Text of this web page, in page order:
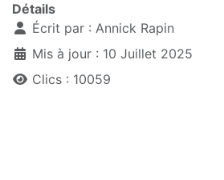
Détails
Écrit par : Annick Rapin
Mis à jour : 10 Juillet 2025
Clics : 10059